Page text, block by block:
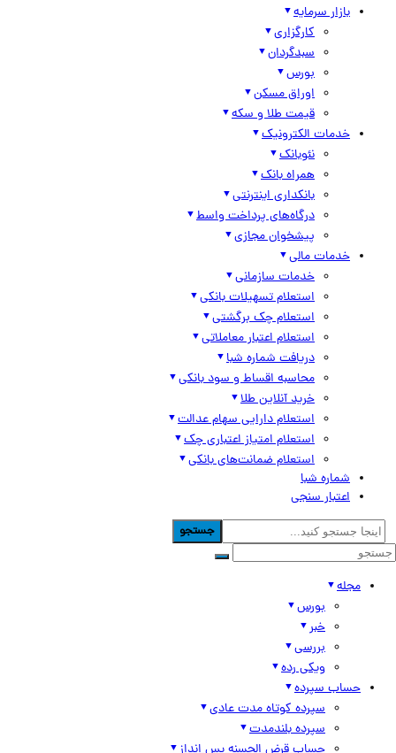
بازار سرمایه
کارگزاری
سبدگردان
بورس
اوراق مسکن
قیمت طلا و سکه
خدمات الکترونیک
نئوبانک
همراه بانک
بانکداری اینترنتی
درگاه‌های پرداخت واسط
پیشخوان مجازی
خدمات مالی
خدمات سازمانی
استعلام تسهیلات بانکی
استعلام چک برگشتی
استعلام اعتبار معاملاتی
دریافت شماره شبا
محاسبه اقساط و سود بانکی
خرید آنلاین طلا
استعلام دارایی سهام عدالت
استعلام امتیاز اعتباری چک
استعلام ضمانت‌های بانکی
شماره شبا
اعتبار سنجی
جستجو
مجله
بورس
خبر
بررسی
ویکی رده
حساب سپرده
سپرده کوتاه مدت عادی
سپرده بلندمدت